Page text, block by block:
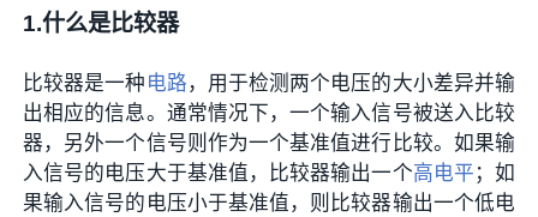
1.什么是比较器
比较器是一种 电路 ，用于检测两个电压的大小差异并输
出相应的信息。通常情况下，一个输入信号被送入比较
器，另外一个信号则作为一个基准值进行比较。如果输
入信号的电压大于基准值，比较器输出一个高电平 ；如
果输入信号的电压小于基准值，则比较器输出一个低电